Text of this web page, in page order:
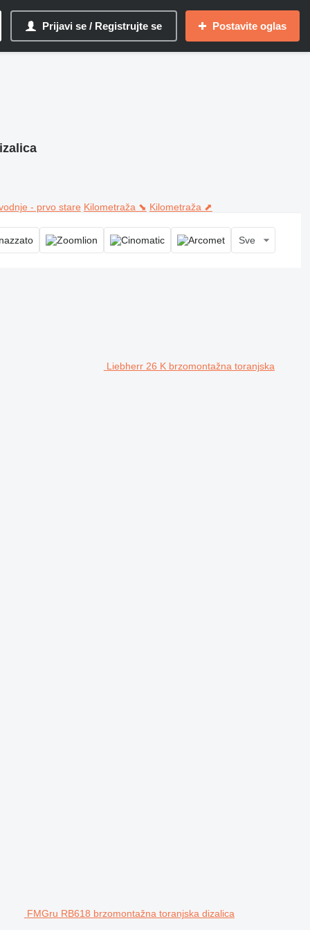
Prijavi se / Registrujte se Postavite oglas
- prvo stare Kilometraža ⬊ Kilometraža ⬈
Sve
Liebherr 26 K brzomontažna toranjska
FMGru RB618 brzomontažna toranjska dizalica